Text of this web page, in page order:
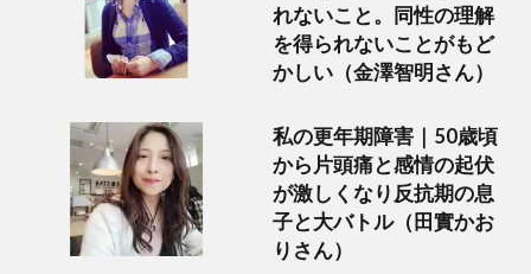
れないこと。同性の理解
を得られないことがもど
かしい（金澤智明さん）
私の更年期障害｜50歳頃
から片頭痛と感情の起伏
が激しくなり反抗期の息
子と大バトル（田實かお
りさん）